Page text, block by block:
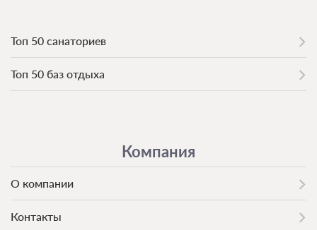
Топ 50 санаториев
Топ 50 баз отдыха
Компания
О компании
Контакты